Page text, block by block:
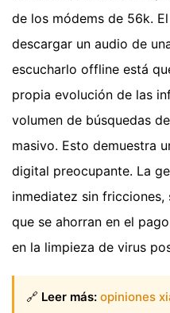
de los módems de 56k.
descargar un audio de
escucharlo offline está
propia evolución de las
volumen de búsquedas
masivo. Esto demuestra
digital preocupante. La
inmediatez sin
que se ahorran en el
en la limpieza de virus
🔗 Leer más: opiniones